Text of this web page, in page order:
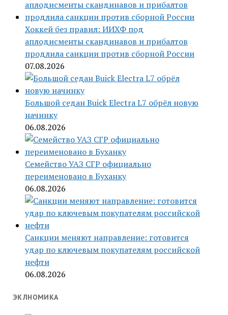
Хоккей без правил: ИИХФ под
аплодисменты скандинавов и прибалтов
продлила санкции против сборной России
07.08.2026
Большой седан Buick Electra L7 обрёл новую
начинку
06.08.2026
Семейство УАЗ СГР официально
переименовано в Буханку
06.08.2026
Санкции меняют направление: готовится
удар по ключевым покупателям российской
нефти
06.08.2026
ЭКЛНОМИКА